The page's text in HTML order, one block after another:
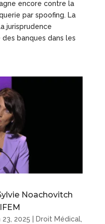
encore contre la
par spoofing. La
jurisprudence
banques dans les
Noachovitch
23, 2025 Droit Médical,